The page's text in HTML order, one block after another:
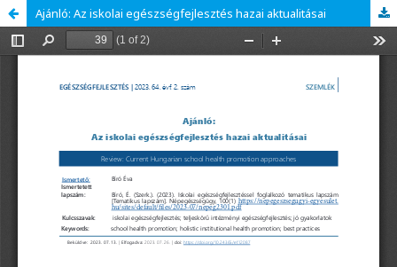
Ajánló: Az iskolai egészségfejlesztés hazai aktualitásai